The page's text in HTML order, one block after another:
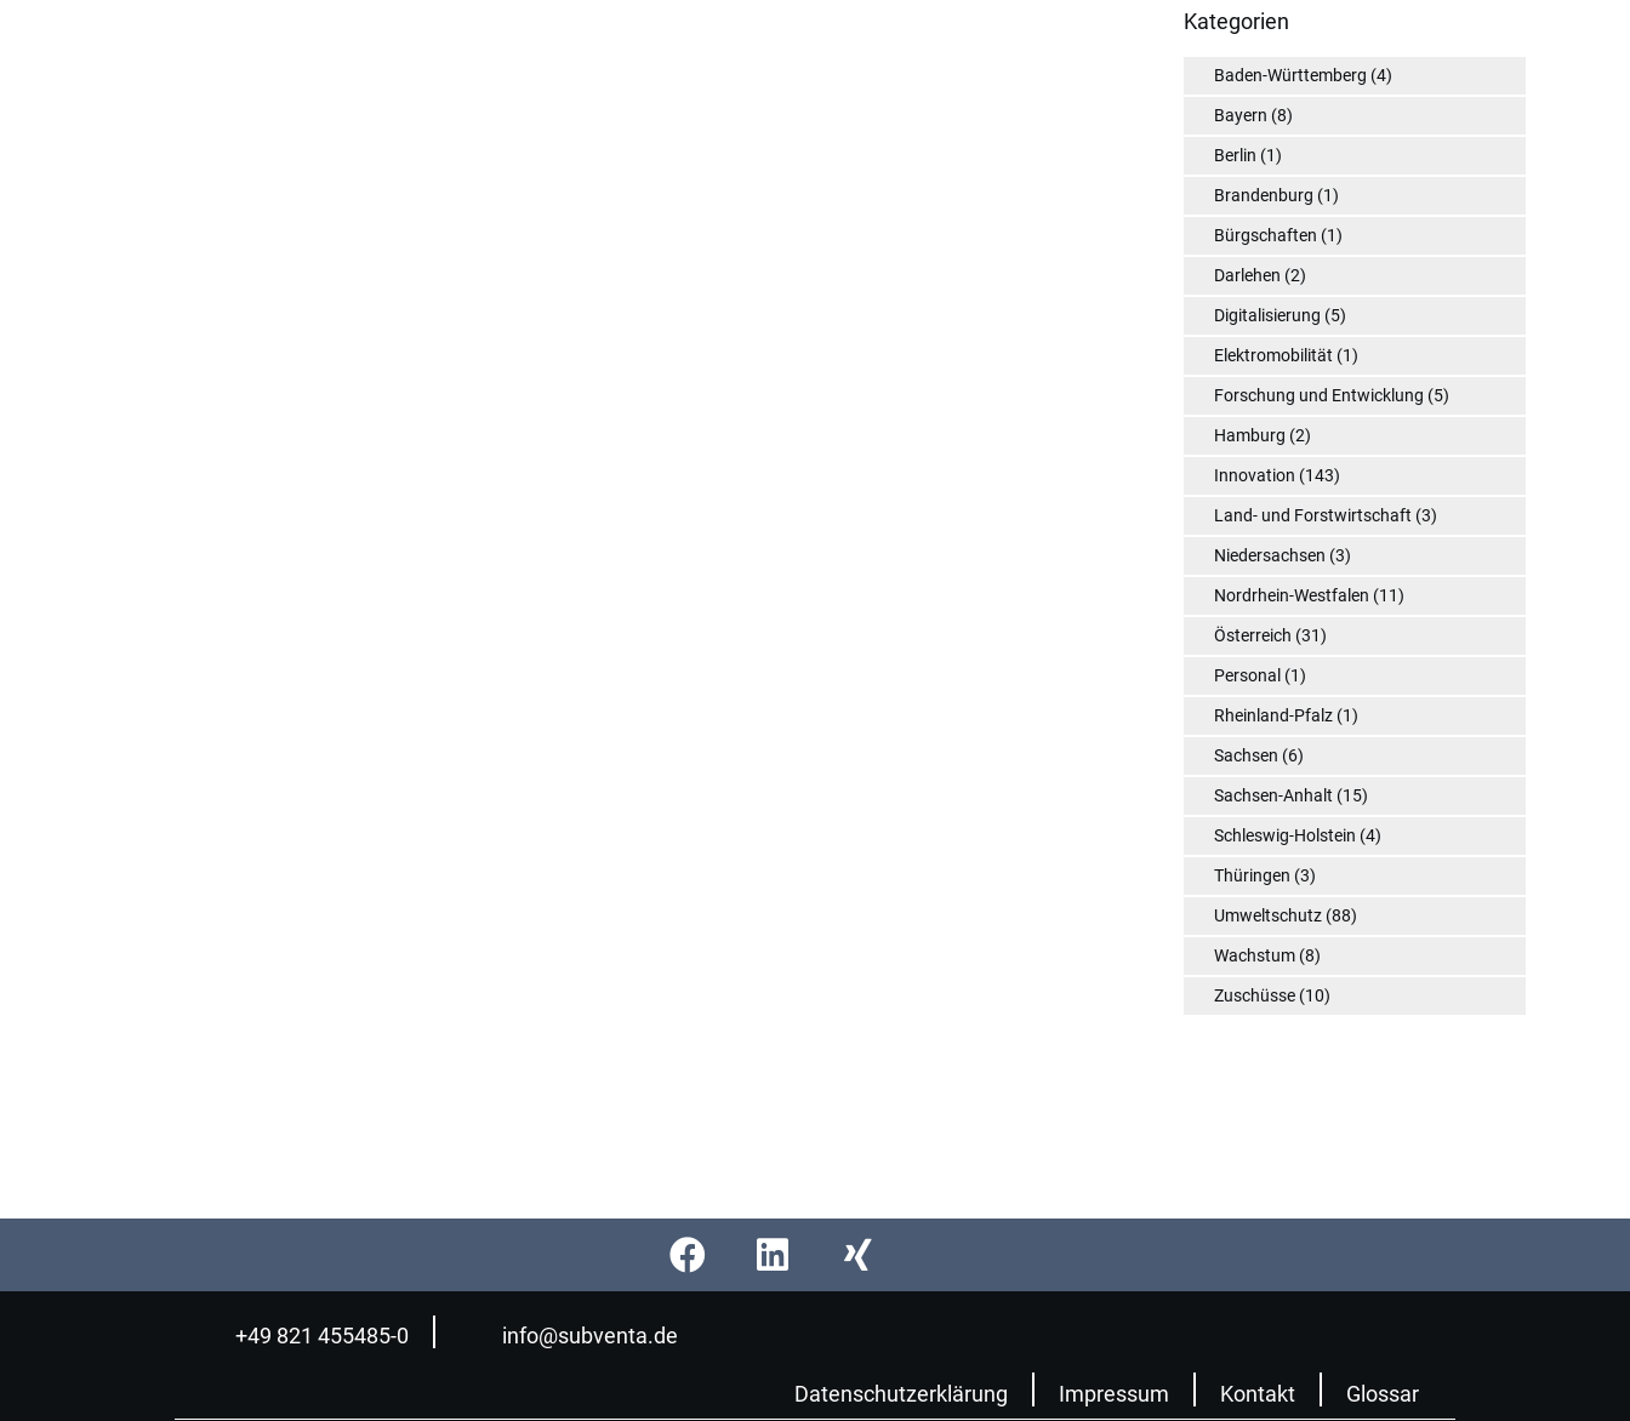
Kategorien
Baden-Württemberg (4)
Bayern (8)
Berlin (1)
Brandenburg (1)
Bürgschaften (1)
Darlehen (2)
Digitalisierung (5)
Elektromobilität (1)
Forschung und Entwicklung (5)
Hamburg (2)
Innovation (143)
Land- und Forstwirtschaft (3)
Niedersachsen (3)
Nordrhein-Westfalen (11)
Österreich (31)
Personal (1)
Rheinland-Pfalz (1)
Sachsen (6)
Sachsen-Anhalt (15)
Schleswig-Holstein (4)
Thüringen (3)
Umweltschutz (88)
Wachstum (8)
Zuschüsse (10)
+49 821 455485-0 info@subventa.de
Datenschutzerklärung Impressum Kontakt Glossar